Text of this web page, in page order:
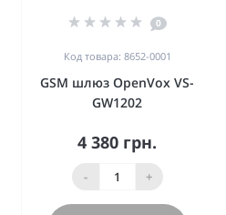
0
Код товара: 8652-0001
GSM шлюз OpenVox VS-
GW1202
4 380 грн.
- +